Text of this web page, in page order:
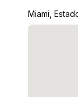
Miami,